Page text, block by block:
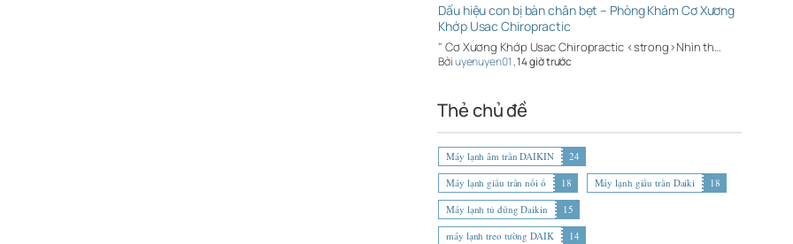
Dấu hiệu con bị bàn chân bẹt – Phòng Khám Cơ Xương
Khớp Usac Chiropractic
" Cơ Xương Khớp Usac Chiropractic <strong>Nhìn th…
Bởiuyenuyen01,14 giờ trước
Thẻ chủ đề
Máy lạnh âm trần DAIKIN
24
Máy lạnh giấu trần nối ố
18 Máy lạnh giấu trần Daiki
18
Máy lạnh tủ đứng Daikin
15
máy lạnh treo tường DAIK
14